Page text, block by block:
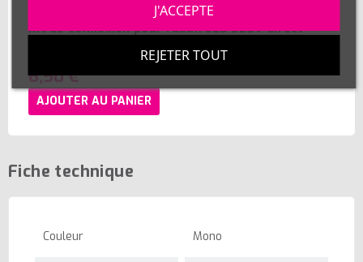
Kit de connexion pour ruban LED 220V direct
6,50 €
AJOUTER AU PANIER
Fiche technique
Couleur Mono
REJETER TOUT
J'ACCEPTE